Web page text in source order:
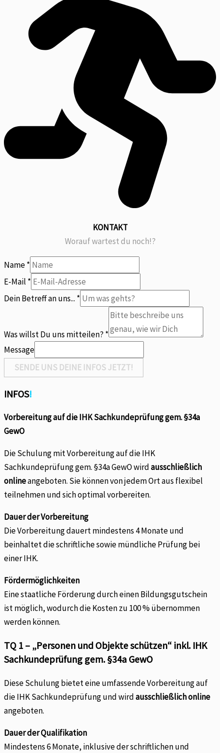
KONTAKT
Worauf wartest du noch!?
Name*
E-Mail *
mitteilen?
Dein Betreff an uns... *
Was willst Du uns mitteilen? *
Message
SENDE UNS DEINE INFOS JETZT!
INFOS!
Vorbereitung auf die IHK Sachkundeprüfung gem. §34a
GewO
Die Schulung mit Vorbereitung auf die IHK
Sachkundeprüfung gem. §34a GewO wirdausschließlich
onlineangeboten. Sie können von jedem Ort aus flexibel
teilnehmen und sich optimal vorbereiten.
Dauer der Vorbereitung
Die Vorbereitung dauert mindestens 4 Monate und
beinhaltet die schriftliche sowie mündliche Prüfung bei
einer IHK.
Fördermöglichkeiten
Eine staatliche Förderung durch einen Bildungsgutschein
ist möglich, wodurch die Kosten zu 100 % übernommen
werden können.
TQ 1 – „Personen und Objekte schützen“ inkl. IHK
Sachkundeprüfung gem. §34a GewO
Diese Schulung bietet eine umfassende Vorbereitung auf
die IHK Sachkundeprüfung und wirdausschließlich online
angeboten.
Dauer der Qualifikation
Mindestens 6 Monate, inklusive der schriftlichen und